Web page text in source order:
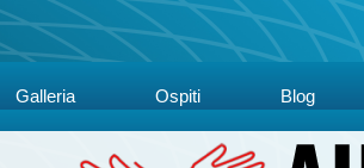
Galleria Ospiti Blog